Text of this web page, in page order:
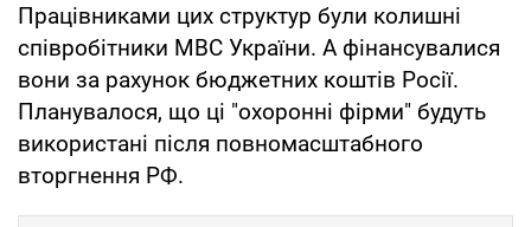
Працівниками цих структур були колишні
співробітники МВС України. А фінансувалися
вони за рахунок бюджетних коштів Росії.
Планувалося, що ці "охоронні фірми" будуть
використані після повномасштабного
вторгнення РФ.